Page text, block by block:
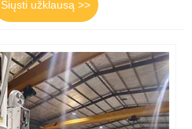
Siųsti užklausą >>